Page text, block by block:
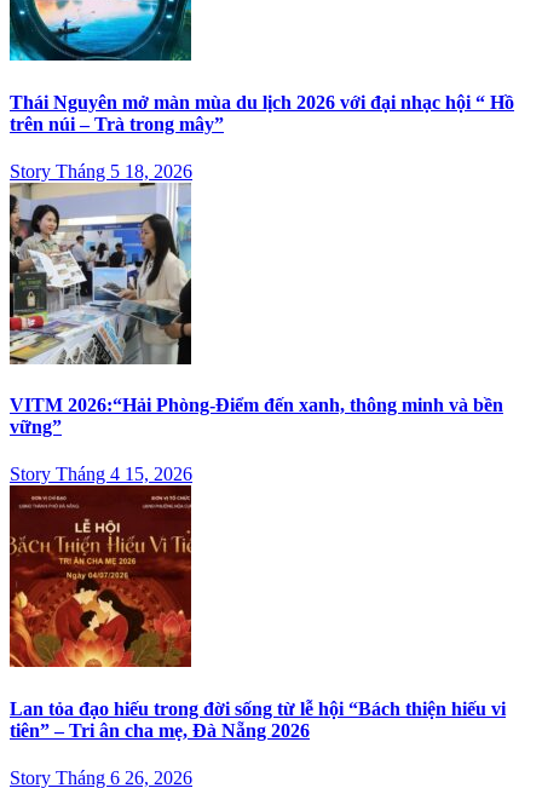
Thái Nguyên mở màn mùa du lịch 2026 với đại nhạc hội “ Hồ
trên núi – Trà trong mây”
Story Tháng 5 18, 2026
VITM 2026:“Hải Phòng-Điểm đến xanh, thông minh và bền
vững”
Story Tháng 4 15, 2026
Lan tỏa đạo hiếu trong đời sống từ lễ hội “Bách thiện hiếu vi
tiên” – Tri ân cha mẹ, Đà Nẵng 2026
Story Tháng 6 26, 2026